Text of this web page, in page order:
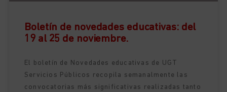
Boletín de novedades educativas: del
19 al 25 de noviembre.
El boletín de Novedades educativas de UGT
Servicios Públicos recopila semanalmente las
convocatorias más significativas realizadas tanto